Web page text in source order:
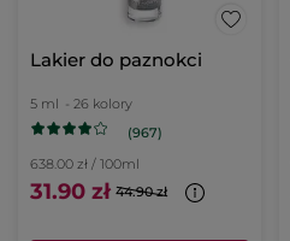
Lakier do paznokci
5 ml - 26 kolory
(967)
638.00 zł / 100ml
31.90 zł 44.90 zł